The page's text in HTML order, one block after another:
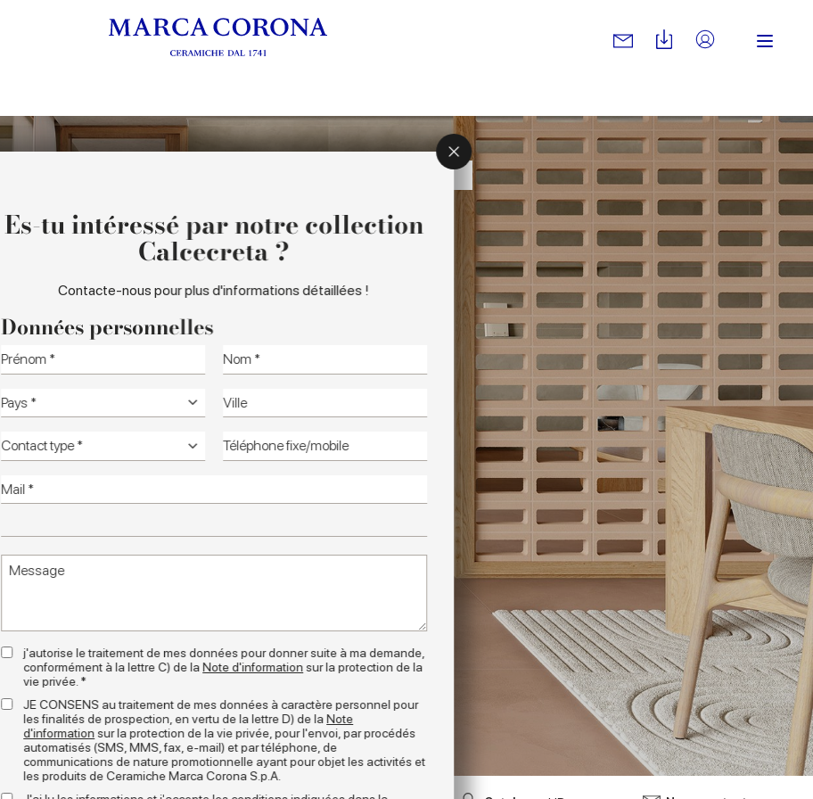
Es-tu intéressé par notre collection
Calcecreta ?
Contacte-nous pour plus d'informations détaillées !
Données personnelles
j'autorise le traitement de mes données pour donner suite à ma demande,
conformément à la lettre C) de laNote d'informationsur la protection de la
vie privée. *
JE CONSENS au traitement de mes données à caractère personnel pour
les finalités de prospection, en vertu de la lettre D) de laNote
d'informationsur la protection de la vie privée, pour l'envoi, par procédés
automatisés (SMS, MMS, fax, e-mail) et par téléphone, de
communications de nature promotionnelle ayant pour objet les activités et
les produits de Ceramiche Marca Corona S.p.A.